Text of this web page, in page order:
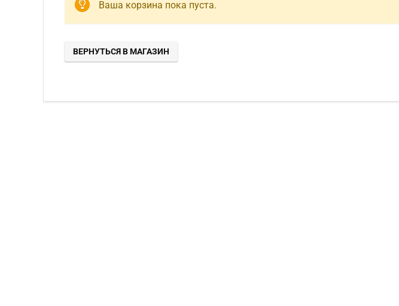
Ваша корзина пока пуста.
ВЕРНУТЬСЯ В МАГАЗИН